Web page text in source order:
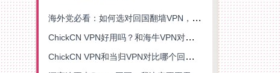
海外党必看：如何选对回国翻墙VPN，无缝解锁国内资源？
ChickCN VPN好用吗？和海牛VPN对比哪个回国效果更好？
ChickCN VPN和当归VPN对比哪个回国效果更好？海外党亲测后选了它